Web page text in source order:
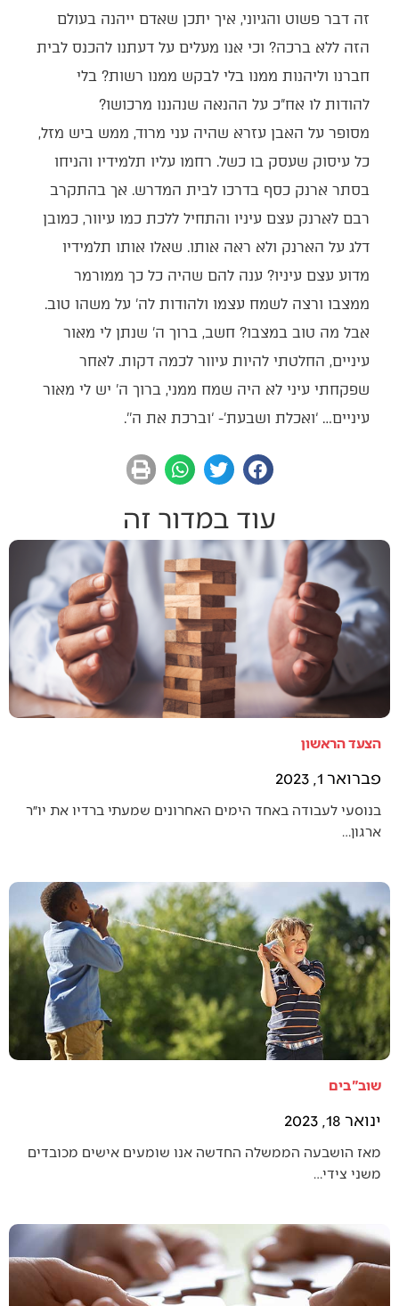
זה דבר פשוט והגיוני, איך יתכן שאדם ייהנה בעולם
הזה ללא ברכה? וכי אנו מעלים על דעתנו להכנס לבית
חברנו וליהנות ממנו בלי לבקש ממנו רשות? בלי
להודות לו אח”כ על ההנאה שנהננו מרכושו?
מסופר על האבן עזרא שהיה עני מרוד, ממש ביש מזל,
כל עיסוק שעסק בו כשל. רחמו עליו תלמידיו והניחו
בסתר ארנק כסף בדרכו לבית המדרש. אך בהתקרב
רבם לארנק עצם עיניו והתחיל ללכת כמו עיוור, כמובן
דלג על הארנק ולא ראה אותו. שאלו אותו תלמידיו
מדוע עצם עיניו? ענה להם שהיה כל כך ממורמר
ממצבו ורצה לשמח עצמו ולהודות לה’ על משהו טוב.
אבל מה טוב במצבו? חשב, ברוך ה’ שנתן לי מאור
עיניים, החלטתי להיות עיוור לכמה דקות. לאחר
שפקחתי עיני לא היה שמח ממני, ברוך ה’ יש לי מאור
עיניים… ‘ואכלת ושבעת’- ‘וברכת את ה’’.
עוד במדור זה
הצעד הראשון
פברואר 1, 2023
בנוסעי לעבודה באחד הימים האחרונים שמעתי ברדיו את יו״ר
ארגון…
שוב"בים
ינואר 18, 2023
מאז הושבעה הממשלה החדשה אנו שומעים אישים מכובדים
משני צידי…